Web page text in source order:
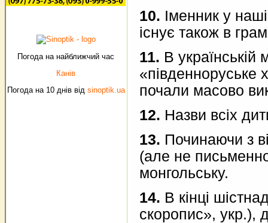
Погода на найближчий час
Канів
Погода на 10 днів від sinoptik.ua
10. Іменник у
існує також в
11. В українській
«південноруське
почали масово
12. Назви всіх
13. Починаючи з
(але не
монгольську.
14. В кінці
скоропис», укр.),